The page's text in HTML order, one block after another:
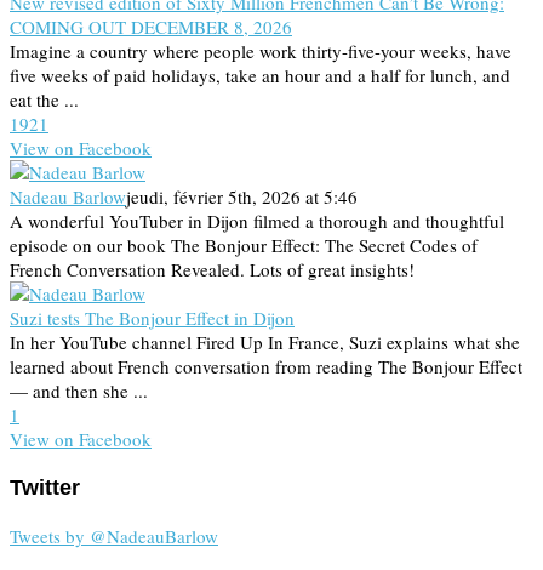
COMING OUT DECEMBER 8, 2026
Imagine a country where people work thirty-five-your weeks, have
five weeks of paid holidays, take an hour and a half for lunch, and
eat the ...
1921
View on Facebook
Nadeau Barlowjeudi, février 5th, 2026 at 5:46
A wonderful YouTuber in Dijon filmed a thorough and thoughtful
episode on our book The Bonjour Effect: The Secret Codes of
French Conversation Revealed. Lots of great insights!
Suzi tests The Bonjour Effect in Dijon
In her YouTube channel Fired Up In France, Suzi explains what she
learned about French conversation from reading The Bonjour Effect
— and then she ...
1
View on Facebook
Twitter
Tweets by @NadeauBarlow